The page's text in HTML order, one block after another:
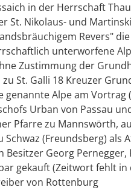
in der Herrschaft
St. Nikolaus- und
Revers"
unterworfene
Zustimmung der
St. Galli 18 Kreuzer
Alpe am Vortrag
Urban von Passau
Pfarre zu Mannswörth,
(Freundsberg) als
Besitzer Georg
gekauft (Zeitwort fehlt
von Rottenburg